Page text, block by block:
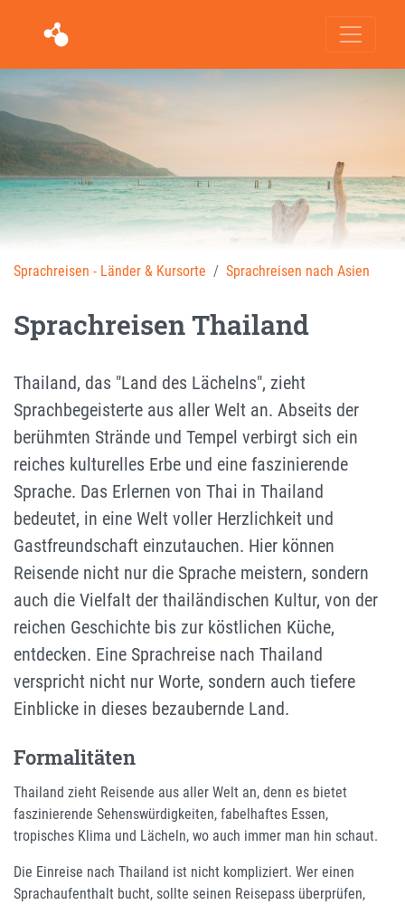
Sprachreisen - Länder & Kursorte Sprachreisen nach Asien
Sprachreisen Thailand
Thailand, das "Land des Lächelns", zieht
Sprachbegeisterte aus aller Welt an. Abseits der
berühmten Strände und Tempel verbirgt sich ein
reiches kulturelles Erbe und eine faszinierende
Sprache. Das Erlernen von Thai in Thailand
bedeutet, in eine Welt voller Herzlichkeit und
Gastfreundschaft einzutauchen. Hier können
Reisende nicht nur die Sprache meistern, sondern
auch die Vielfalt der thailändischen Kultur, von der
reichen Geschichte bis zur köstlichen Küche,
entdecken. Eine Sprachreise nach Thailand
verspricht nicht nur Worte, sondern auch tiefere
Einblicke in dieses bezaubernde Land.
Formalitäten
Thailand zieht Reisende aus aller Welt an, denn es bietet
faszinierende Sehenswürdigkeiten, fabelhaftes Essen,
tropisches Klima und Lächeln, wo auch immer man hin schaut.
Die Einreise nach Thailand ist nicht kompliziert. Wer einen
Sprachaufenthalt bucht, sollte seinen Reisepass überprüfen,